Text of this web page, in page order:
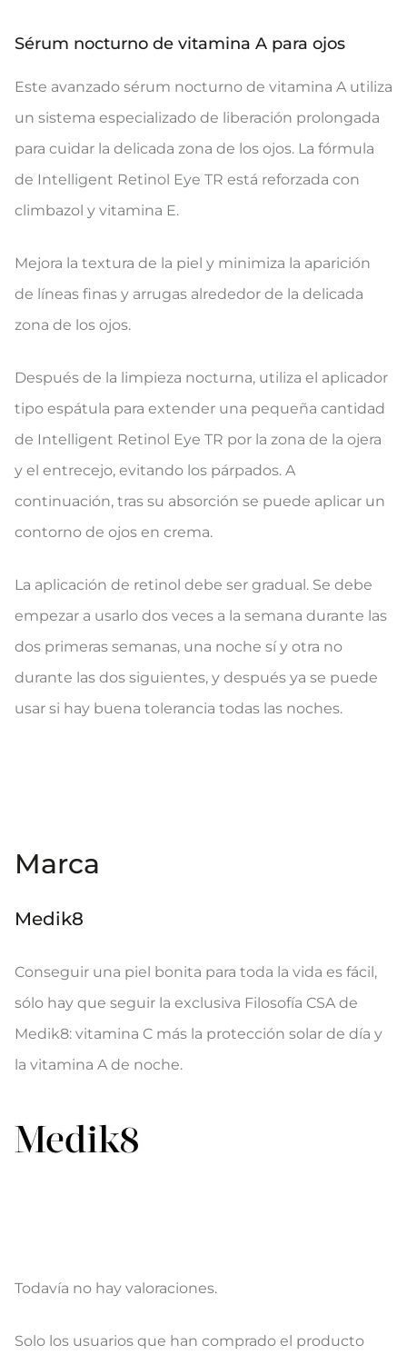
Sérum nocturno de vitamina A para ojos
Este avanzado sérum nocturno de vitamina A utiliza
un sistema especializado de liberación prolongada
para cuidar la delicada zona de los ojos. La fórmula
de Intelligent Retinol Eye TR está reforzada con
climbazol y vitamina E.
Mejora la textura de la piel y minimiza la aparición
de líneas finas y arrugas alrededor de la delicada
zona de los ojos.
Después de la limpieza nocturna, utiliza el aplicador
tipo espátula para extender una pequeña cantidad
de Intelligent Retinol Eye TR por la zona de la ojera
y el entrecejo, evitando los párpados. A
continuación, tras su absorción se puede aplicar un
contorno de ojos en crema.
La aplicación de retinol debe ser gradual. Se debe
empezar a usarlo dos veces a la semana durante las
dos primeras semanas, una noche sí y otra no
durante las dos siguientes, y después ya se puede
usar si hay buena tolerancia todas las noches.
Marca
Medik8
Conseguir una piel bonita para toda la vida es fácil,
sólo hay que seguir la exclusiva Filosofía CSA de
Medik8: vitamina C más la protección solar de día y
la vitamina A de noche.
V
Todavía no hay valoraciones.
Solo los usuarios que han comprado el producto